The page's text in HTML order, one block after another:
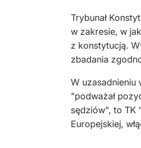
Trybunał
w zakresie, w
z konstytucją.
zbadania
W uzasadnieniu
"podważał
sędziów", to TK
Europejskiej,